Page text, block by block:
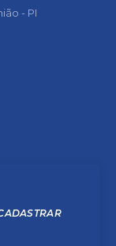
- PI